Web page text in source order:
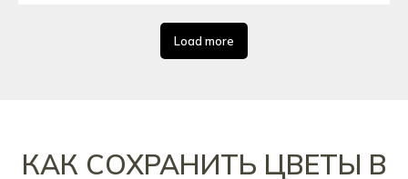
Load more
КАК СОХРАНИТЬ ЦВЕТЫ В